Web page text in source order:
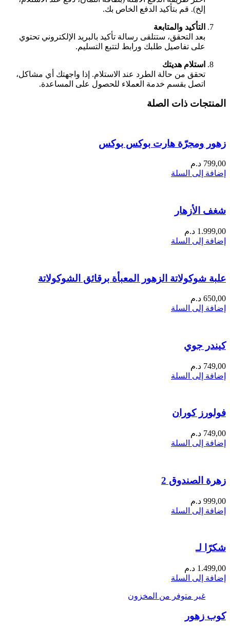
إلخ). قم بتأكيد الدفع الخاص بك.
التأكيد والمتابعة
بعد التحقق، ستتلقى رسالة تأكيد بالبريد الإلكتروني تحتوي
على تفاصيل طلبك ورابط لتتبع التسليم.
استلام هديتك
تحقق من حالة الطرد عند الاستلام. إذا واجهتك أي مشاكل،
اتصل بقسم خدمة العملاء للحصول على المساعدة.
المنتجات ذات الصلة
زهور ومجرّة هارت بوكس بوكس
799,00 د.م
إضافة إلى السلة
شغف الأزهار
1.999,00 د.م
إضافة إلى السلة
علبة شوكولاتة الزهور المعبأة برقائق الشوكولاتة
650,00 د.م
إضافة إلى السلة
كيندر جوي
749,00 د.م
إضافة إلى السلة
فولورز كوران
749,00 د.م
إضافة إلى السلة
زهرة الصندوق 2
999,00 د.م
إضافة إلى السلة
شكرًا لـ
1.499,00 د.م
إضافة إلى السلة
غير متوفر من المخزون
كوب زهور